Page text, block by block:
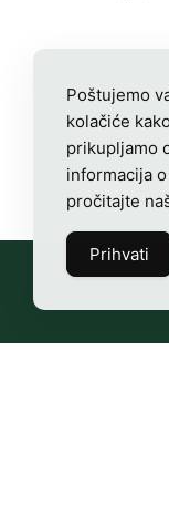
Poštujemo
kolačiće
prikupljamo
informacija
pročitajte
Prihvati